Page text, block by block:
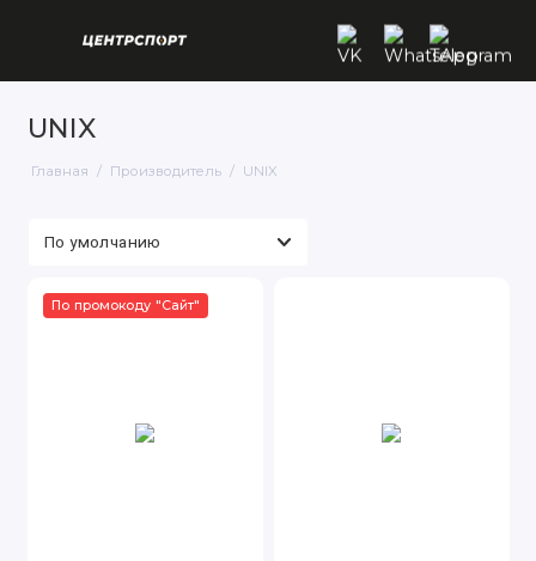
UNIX
Главная Производитель UNIX
По промокоду "Сайт"